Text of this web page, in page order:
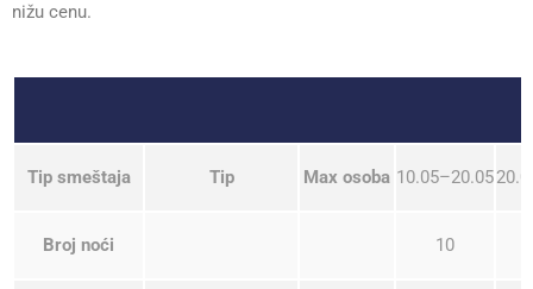
nižu cenu.
Tip smeštaja Tip Max osoba 10.05–20.05
Broj noći 10